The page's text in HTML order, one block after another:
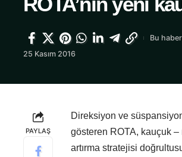
25 Kasım 2016
Bu
PAYLAŞ
Direksiyon ve
gösteren ROTA, kauçuk –
artırma stratejisi